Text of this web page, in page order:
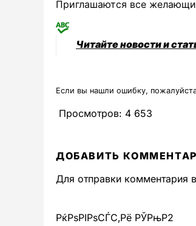
Приглашаются все
Читайте новости и
Если вы нашли ошибку,
Просмотров: 4 653
ДОБАВИТЬ
Для отправки комментария
РќРѕРІРѕСЃС‚Рё РЎРњР2